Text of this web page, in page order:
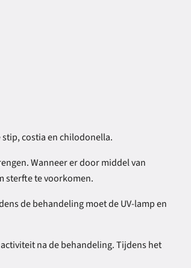
stip, costia en chilodonella.
Wanneer er door middel van
sterfte te voorkomen.
de behandeling moet de UV-lamp en
na de behandeling. Tijdens het